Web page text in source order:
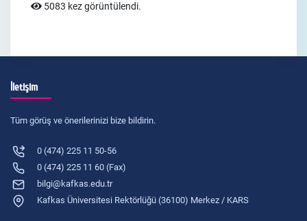
5083 kez görüntülendi.
İletişim
Tüm görüş ve önerilerinizi bize bildirin.
0 (474) 225 11 50-56
0 (474) 225 11 60 (Fax)
bilgi@kafkas.edu.tr
Kafkas Üniversitesi Rektörlüğü (36100) Merkez / KARS